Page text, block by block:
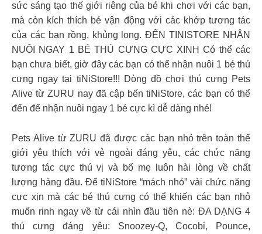
sức sáng tạo thế giới riêng của bé khi chơi với các bạn,
mà còn kích thích bé vận động với các khớp tương tác
của các bạn rồng, khủng long. ĐẾN TINISTORE NHẬN
NUÔI NGAY 1 BÉ THÚ CƯNG CỰC XINH Có thể các
bạn chưa biết, giờ đây các bạn có thể nhận nuôi 1 bé thú
cưng ngay tại tiNiStore!!! Dòng đồ chơi thú cưng Pets
Alive từ ZURU nay đã cập bến tiNiStore, các bạn có thể
đến để nhận nuôi ngay 1 bé cực kì dễ dàng nhé!
Pets Alive từ ZURU đã được các bạn nhỏ trên toàn thế
giới yêu thích với vẻ ngoài đáng yêu, các chức năng
tương tác cực thú vị và bố mẹ luôn hài lòng về chất
lượng hàng đầu. Để tiNiStore “mách nhỏ” vài chức năng
cực xịn mà các bé thú cưng có thể khiến các bạn nhỏ
muốn rinh ngay về từ cái nhìn đầu tiên nè: ĐA DẠNG 4
thú cưng đáng yêu: Snoozey-Q, Cocobi, Pounce,